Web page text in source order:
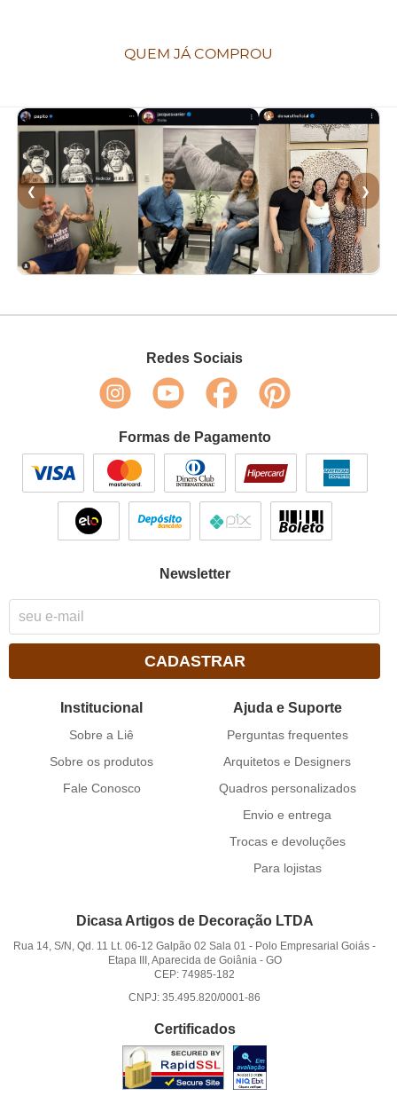
QUEM JÁ COMPROU
❮ ❯
Redes Sociais
Formas de Pagamento
Newsletter
CADASTRAR
Institucional
Sobre a Liê
Sobre os produtos
Fale Conosco
Ajuda e Suporte
Perguntas frequentes
Arquitetos e Designers
Quadros personalizados
Envio e entrega
Trocas e devoluções
Para lojistas
Dicasa Artigos de Decoração LTDA
Rua 14, S/N, Qd. 11 Lt. 06-12 Galpão 02 Sala 01 - Polo Empresarial Goiás -
Etapa III, Aparecida de Goiânia- GO
CEP: 74985-182
CNPJ: 35.495.820/0001-86
Certificados